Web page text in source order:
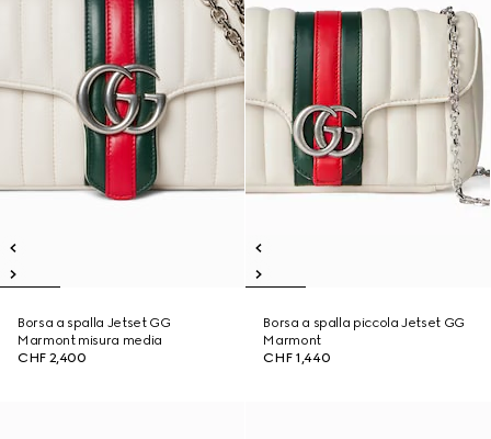
Borsa a spalla Jetset GG
Marmont misura media
CHF 2,400
Borsa a spalla piccola Jetset GG
Marmont
CHF 1,440